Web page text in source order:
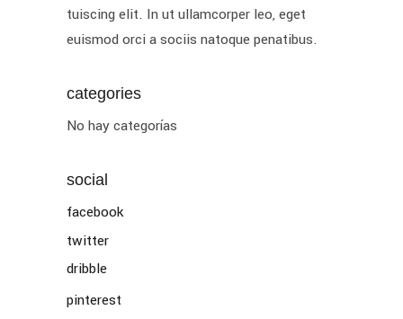
tuiscing elit. In ut ullamcorper leo, eget
euismod orci a sociis natoque penatibus.
categories
No hay categorías
social
facebook
twitter
dribble
pinterest